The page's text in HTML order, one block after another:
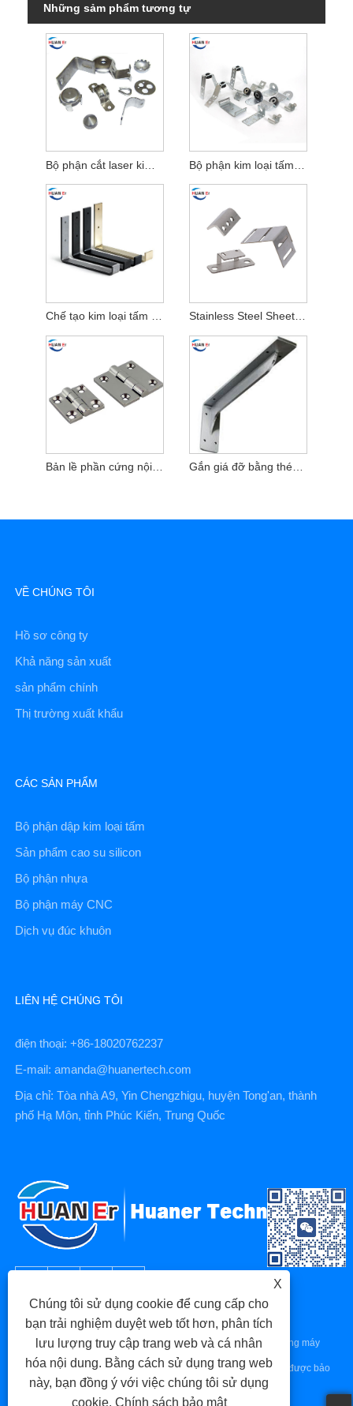
Những sảm phẩm tương tự
Stainless Steel Sheet Metal Fabrication Parts
Gắn giá đỡ bằng thép không gỉ bằng vít
VỀ CHÚNG TÔI
Hồ sơ công ty
Khả năng sản xuất
sản phẩm chính
Thị trường xuất khẩu
CÁC SẢN PHẨM
Bộ phận dập kim loại tấm
Sản phẩm cao su silicon
Bộ phận nhựa
Bộ phận máy CNC
Dịch vụ đúc khuôn
LIÊN HỆ CHÚNG TÔI
điện thoại: +86-18020762237
E-mail: amanda@huanertech.com
Địa chỉ: Tòa nhà A9, Yin Chengzhigu, huyện Tong'an, thành
phố Hạ Môn, tỉnh Phúc Kiến, Trung Quốc
Bản quyền © 2023 Xiamen Huaner Technology Co., Ltd - Phụ tùng máy
CNC, Phụ tùng gia công CNC, Phụ tùng đúc khuôn - Mọi quyền được bảo
X
Chúng tôi sử dụng cookie để cung cấp cho
bạn trải nghiệm duyệt web tốt hơn, phân tích
lưu lượng truy cập trang web và cá nhân
hóa nội dung. Bằng cách sử dụng trang web
này, bạn đồng ý với việc chúng tôi sử dụng
cookie. Chính sách bảo mật